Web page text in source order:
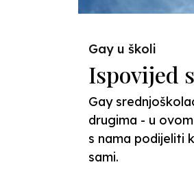
Gay u školi
Ispovijed
Gay
drugima - u
s nama podijeliti
sami.